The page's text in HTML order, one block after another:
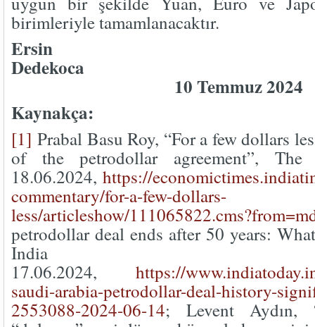
birimleriyle tamamlanacaktır.
Ersin
10 Temmuz 2024
Kaynakça:
[1] Prabal Basu Roy, “For a few dollars
of the petrodollar agreement”, The
18.06.2024, https://
commentary/for-a-few-dollars-
less/articleshow/
petrodollar deal ends after 50 years:
India
17.06.2024, https://
saudi-arabia-petrodollar-deal-history-
2553088-2024-06-14; Levent Aydın,